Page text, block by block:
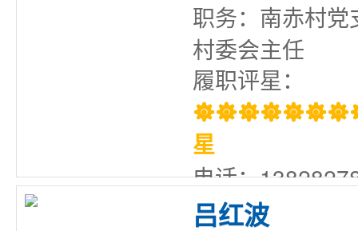
职务：南赤村党
村委会主任
履职评星：
星
电话：
吕红波